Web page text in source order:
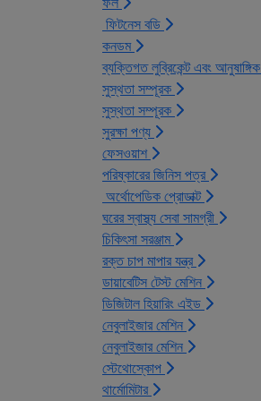
ফিটনেস বডি
কনডম
ব্যক্তিগত লুব্রিকেন্ট এবং আনুষাঙ্গিক
সুস্থতা সম্পূরক
সুস্থতা সম্পূরক
সুরক্ষা পণ্য
ফেসওয়াশ
পরিষ্কারের জিনিস পত্র
অর্থোপেডিক প্রোডাক্ট
ঘরের স্বাস্থ্য সেবা সামগ্রী
চিকিৎসা সরঞ্জাম
রক্ত চাপ মাপার যন্ত্র
ডায়াবেটিস টেস্ট মেশিন
ডিজিটাল হিয়ারিং এইড
নেবুলাইজার মেশিন
নেবুলাইজার মেশিন
স্টেথোস্কোপ
থার্মোমিটার